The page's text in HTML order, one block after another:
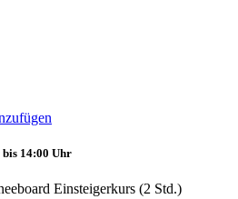
bis 14:00 Uhr
Einsteigerkurs (2 Std.)